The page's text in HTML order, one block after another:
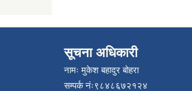
सूचना अधिकारी
नामः मुकेश बहादुर बोहरा
सम्पर्क नंः९८४८६७२१२४